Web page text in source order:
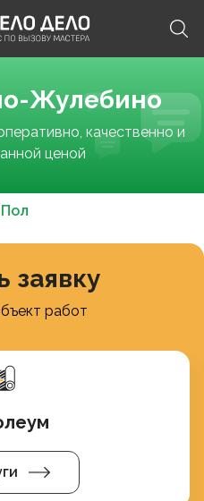
Жулебино
качественно и
ценой
Пол
заявку
работ